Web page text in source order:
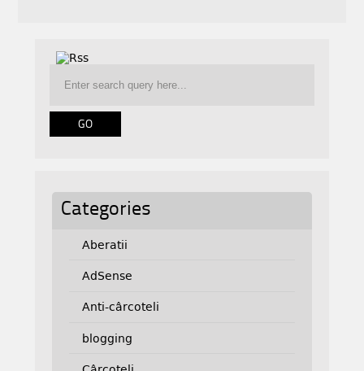
Categories
Aberatii
AdSense
Anti-cârcoteli
blogging